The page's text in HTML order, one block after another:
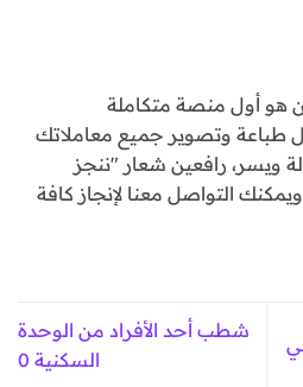
هو أول منصة متكاملة
وتصوير جميع معاملاتك
ويسر، رافعين شعار "ننجز
التواصل معنا لإنجاز كافة
شطب أحد الأفراد من الوحدة
السكنية 0